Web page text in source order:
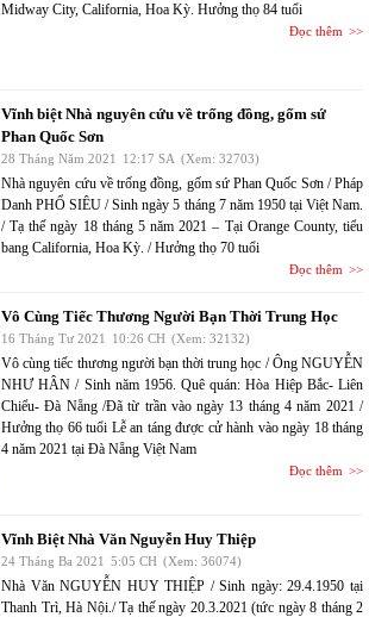
Midway City, California, Hoa Kỳ. Hưởng thọ 84 tuổi
Đọc thêm
Vĩnh biệt Nhà nguyên cứu về trống đồng, gốm sứ
Phan Quốc Sơn
28 Tháng Năm 2021 12:17 SA (Xem: 32703)
Nhà nguyên cứu về trống đồng, gốm sứ Phan Quốc Sơn / Pháp
Danh PHỔ SIÊU / Sinh ngày 5 tháng 7 năm 1950 tại Việt Nam.
/ Tạ thế ngày 18 tháng 5 năm 2021 – Tại Orange County, tiểu
bang California, Hoa Kỳ. / Hưởng thọ 70 tuổi
Đọc thêm
Vô Cùng Tiếc Thương Người Bạn Thời Trung Học
16 Tháng Tư 2021 10:26 CH (Xem: 32132)
Vô cùng tiếc thương người bạn thời trung học / Ông NGUYỄN
NHƯ HÂN / Sinh năm 1956. Quê quán: Hòa Hiệp Bắc- Liên
Chiểu- Đà Nẵng /Đã từ trần vào ngày 13 tháng 4 năm 2021 /
Hưởng thọ 66 tuổi Lễ an táng được cử hành vào ngày 18 tháng
4 năm 2021 tại Đà Nẵng Việt Nam
Đọc thêm
Vĩnh Biệt Nhà Văn Nguyễn Huy Thiệp
24 Tháng Ba 2021 5:05 CH (Xem: 36074)
Nhà Văn NGUYỄN HUY THIỆP / Sinh ngày: 29.4.1950 tại
Thanh Trì, Hà Nội./ Tạ thế ngày 20.3.2021 (tức ngày 8 tháng 2